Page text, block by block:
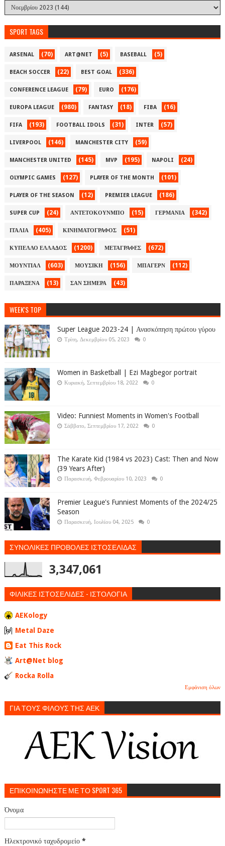
SPORT TAGS
ARSENAL (70) ART@NET (5) BASEBALL (5)
BEACH SOCCER (22) BEST GOAL (336)
CONFERENCE LEAGUE (79) EURO (176)
EUROPA LEAGUE (980) FANTASY (18) FIBA (16)
FIFA (193) FOOTBALL IDOLS (31) INTER (57)
LIVERPOOL (146) MANCHESTER CITY (59)
MANCHESTER UNITED (145) MVP (195) NAPOLI (24)
OLYMPIC GAMES (127) PLAYER OF THE MONTH (101)
PLAYER OF THE SEASON (12) PREMIER LEAGUE (186)
SUPER CUP (24) ΑΝΤΕΤΟΚΟΥΝΜΠΟ (15) ΓΕΡΜΑΝΙΑ (342)
ΙΤΑΛΙΑ (405) ΚΙΝΗΜΑΤΟΓΡΑΦΟΣ (51)
ΚΥΠΕΛΛΟ ΕΛΛΑΔΟΣ (1200) ΜΕΤΑΓΡΑΦΕΣ (672)
ΜΟΥΝΤΙΑΛ (603) ΜΟΥΣΙΚΗ (156) ΜΠΑΓΕΡΝ (112)
ΠΑΡΑΞΕΝΑ (13) ΣΑΝ ΣΗΜΕΡΑ (43)
WEEK'S TOP
Super League 2023-24 | Ανασκόπηση πρώτου γύρου
Τρίτη, Δεκεμβρίου 05, 2023 0
Women in Basketball | Ezi Magbegor portrait
Κυριακή, Σεπτεμβρίου 18, 2022 0
Video: Funniest Moments in Women's Football
Σάββατο, Σεπτεμβρίου 17, 2022 0
The Karate Kid (1984 vs 2023) Cast: Then and Now
(39 Years After)
Παρασκευή, Φεβρουαρίου 10, 2023 0
Premier League's Funniest Moments of the 2024/25
Season
Παρασκευή, Ιουλίου 04, 2025 0
ΣΥΝΟΛΙΚΕΣ ΠΡΟΒΟΛΕΣ ΙΣΤΟΣΕΛΙΔΑΣ
3,347,061
ΦΙΛΙΚΕΣ ΙΣΤΟΣΕΛΙΔΕΣ - ΙΣΤΟΛΟΓΙΑ
AEKology
Metal Daze
Eat This Rock
Art@Net blog
Rocka Rolla
Εμφάνιση όλων
ΓΙΑ ΤΟΥΣ ΦΙΛΟΥΣ ΤΗΣ ΑΕΚ
ΕΠΙΚΟΙΝΩΝΗΣΤΕ ΜΕ ΤΟ SPORT 365
Όνομα
Ηλεκτρονικό ταχυδρομείο *